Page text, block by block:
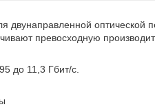
двунаправленной оптической
превосходную
до 11,3 Гбит/с.